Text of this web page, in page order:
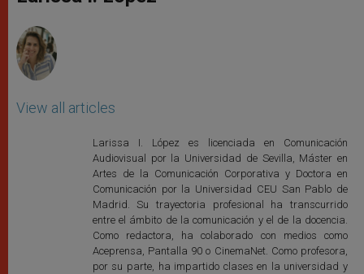
View all articles
Larissa I. López es licenciada en Comunicación
Audiovisual por la Universidad de Sevilla, Máster en
Artes de la Comunicación Corporativa y Doctora en
Comunicación por la Universidad CEU San Pablo de
Madrid. Su trayectoria profesional ha transcurrido
entre el ámbito de la comunicación y el de la docencia.
Como redactora, ha colaborado con medios como
Aceprensa, Pantalla 90 o CinemaNet. Como profesora,
por su parte, ha impartido clases en la universidad y